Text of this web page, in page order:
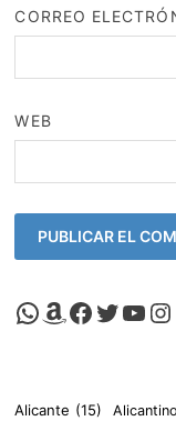
CORREO
WEB
Canal de Whatsapp de Viscalacant
Comprar en Amazon
Facebook de
Twitter de
Canal de
Alicante (15)